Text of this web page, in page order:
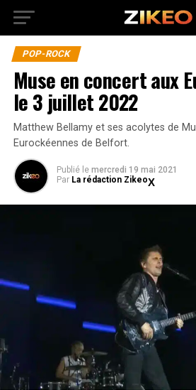
POP-ROCK
Muse en concert aux
le 3 juillet 2022
Matthew Bellamy et ses acolytes de
Eurockéennes de Belfort.
Publié le mercredi 19 mai 2021
Par La rédaction Zikeo